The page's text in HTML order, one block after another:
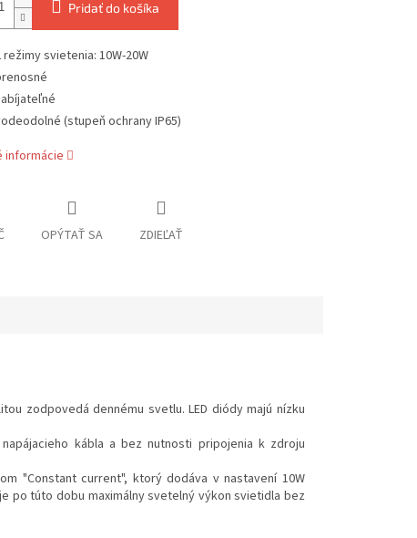
Pridať do košíka
režimy svietenia: 10W-20W
(stupeň ochrany IP65)
informácie
OPÝTAŤ SA ZDIEĽAŤ
zodpovedá dennému svetlu. LED diódy majú nízku
kábla a bez nutnosti pripojenia k zdroju
"Constant current", ktorý dodáva v nastavení 10W
po túto dobu maximálny svetelný výkon svietidla bez